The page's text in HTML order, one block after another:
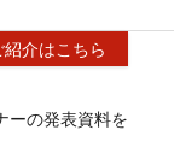
介はこちら
ーの発表資料を